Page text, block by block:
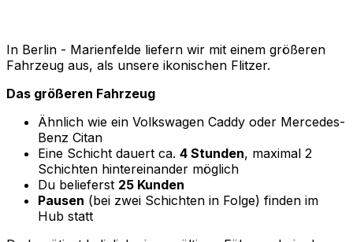
In Berlin - Marienfelde liefern wir mit einem größeren
Fahrzeug aus, als unsere ikonischen Flitzer.
Das größeren Fahrzeug
Ähnlich wie ein Volkswagen Caddy oder Mercedes-
Benz Citan
Eine Schicht dauert ca. 4 Stunden, maximal 2
Schichten hintereinander möglich
Du belieferst 25 Kunden
Pausen (bei zwei Schichten in Folge) finden im
Hub statt